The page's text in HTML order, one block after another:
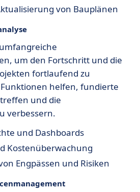
von Bauplänen
um den Fortschritt und die
fortlaufend zu
helfen, fundierte
und die
verbessern.
und Dashboards
Kostenüberwachung
Engpässen und Risiken